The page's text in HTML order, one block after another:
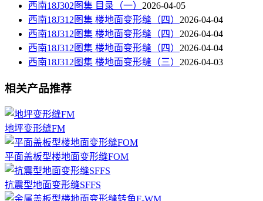
西南18J302图集 目录（一） 2026-04-05
西南18J312图集 楼地面变形缝（四） 2026-04-04
西南18J312图集 楼地面变形缝（四） 2026-04-04
西南18J312图集 楼地面变形缝（四） 2026-04-04
西南18J312图集 楼地面变形缝（三） 2026-04-03
相关产品推荐
地坪变形缝FM
平面盖板型楼地面变形缝FOM
抗震型地面变形缝SFFS